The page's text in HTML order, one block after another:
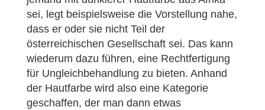
sei, legt beispielsweise die Vorstellung nahe,
dass er oder sie nicht Teil der
österreichischen Gesellschaft sei. Das kann
wiederum dazu führen, eine Rechtfertigung
für Ungleichbehandlung zu bieten. Anhand
der Hautfarbe wird also eine Kategorie
geschaffen, der man dann etwas